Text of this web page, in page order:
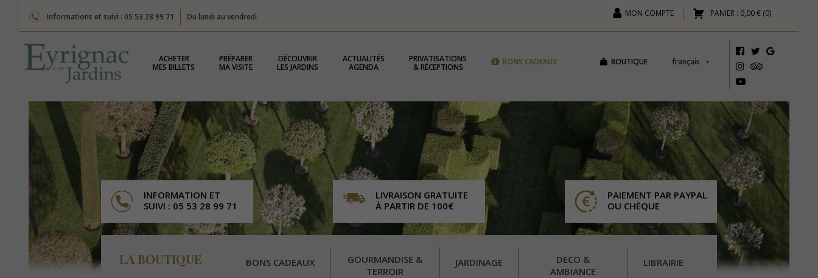
Informations et suivi : 05 53 28 99 71 Du lundi au vendredi PANIER : 0,00 € (0)
MON COMPTE
ACHETER
MES BILLETS
PRÉPARER
MA VISITE
DÉCOUVRIR
LES JARDINS
ACTUALITÉS
AGENDA
PRIVATISATIONS
& RÉCEPTIONS
français
BOUTIQUE
BONS CADEAUX
INFORMATION ET
SUIVI : 05 53 28 99 71
LIVRAISON GRATUITE
À PARTIR DE 100€
PAIEMENT PAR PAYPAL
OU CHÈQUE
LA BOUTIQUE BONS CADEAUX
GOURMANDISE &
TERROIR
JARDINAGE
DECO &
AMBIANCE
LIBRAIRIE